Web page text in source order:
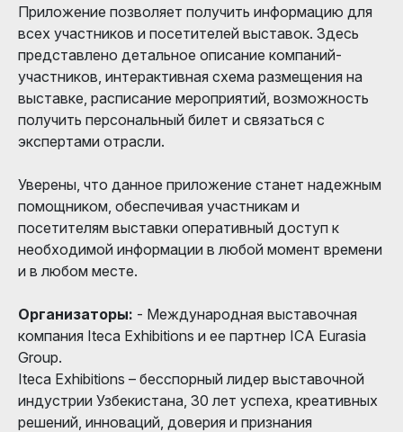
Приложение позволяет получить информацию для
всех участников и посетителей выставок. Здесь
представлено детальное описание компаний-
участников, интерактивная схема размещения на
выставке, расписание мероприятий, возможность
получить персональный билет и связаться с
экспертами отрасли.
Уверены, что данное приложение станет надежным
помощником, обеспечивая участникам и
посетителям выставки оперативный доступ к
необходимой информации в любой момент времени
и в любом месте.
Организаторы: - Международная выставочная
компания Iteca Exhibitions и ее партнер ICA Eurasia
Group.
Iteca Exhibitions – бесспорный лидер выставочной
индустрии Узбекистана, 30 лет успеха, креативных
решений, инноваций, доверия и признания